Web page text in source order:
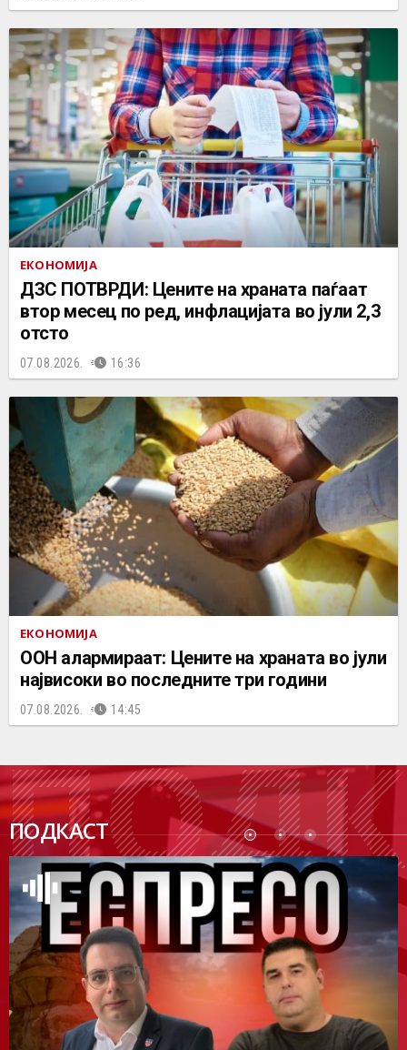
ЕКОНОМИЈА
ДЗС ПОТВРДИ: Цените на храната паѓаат
втор месец по ред, инфлацијата во јули 2,3
отсто
07.08.2026. 16:36
ЕКОНОМИЈА
ООН алармираат: Цените на храната во јули
највисоки во последните три години
07.08.2026. 14:45
ПОДКАСТ
ПОДК
АСТ